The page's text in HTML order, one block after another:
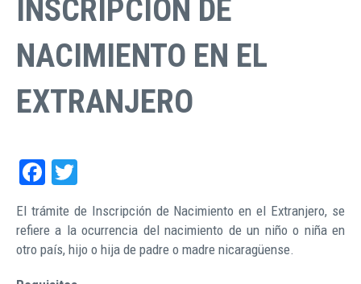
INSCRIPCIÓN DE
NACIMIENTO EN EL
EXTRANJERO
Facebook
El trámite de Inscripción de Nacimiento en el Extranjero, se
refiere a la ocurrencia del nacimiento de un niño o niña en
otro país, hijo o hija de padre o madre nicaragüense.